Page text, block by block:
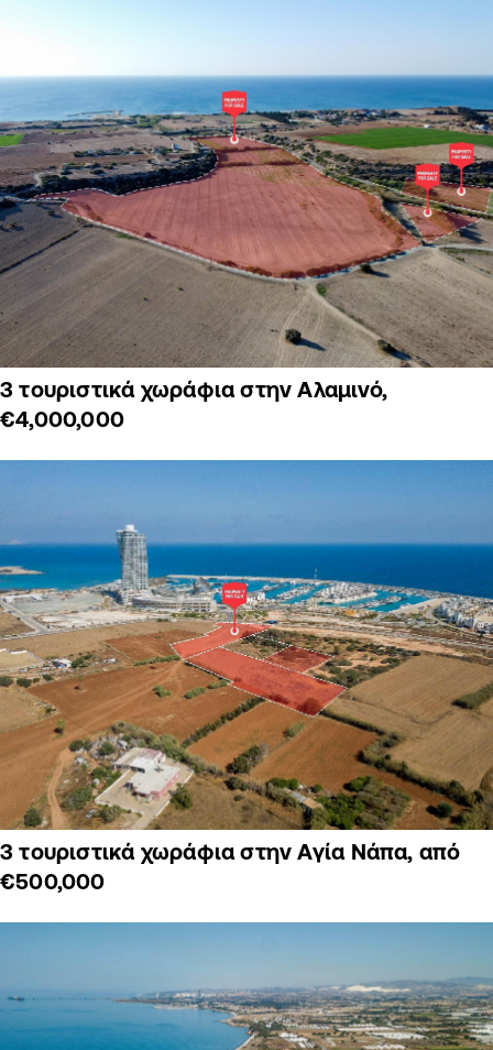
3 τουριστικά χωράφια στην Αλαμινό,
€4,000,000
3 τουριστικά χωράφια στην Αγία Νάπα, από
€500,000